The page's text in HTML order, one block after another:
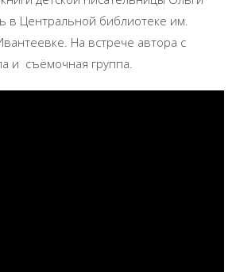
в Центральной библиотеке им.
На встрече автора с
и съёмочная группа.